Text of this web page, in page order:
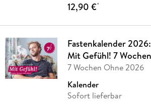
12,90 €*
Fastenkalender
Mit Gefühl! 7
7 Wochen Ohne 2026
Kalender
Sofort lieferbar